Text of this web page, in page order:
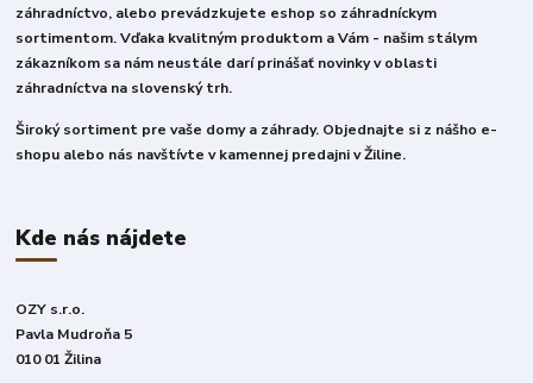
záhradníctvo, alebo prevádzkujete eshop so záhradníckym
sortimentom. Vďaka kvalitným produktom a Vám - našim stálym
zákazníkom sa nám neustále darí prinášať novinky v oblasti
záhradníctva na slovenský trh.
Široký sortiment pre vaše domy a záhrady. Objednajte si z nášho e-
shopu alebo nás navštívte v kamennej predajni v Žiline.
Kde nás nájdete
OZY s.r.o.
Pavla Mudroňa 5
010 01 Žilina